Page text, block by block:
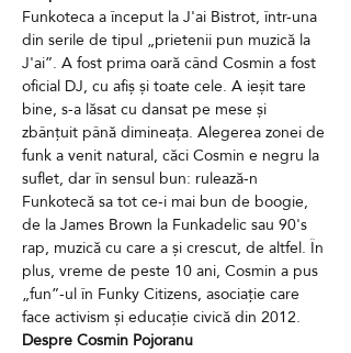
Funkoteca a început la J'ai Bistrot, într-una
din serile de tipul „prietenii pun muzică la
J'ai”. A fost prima oară când Cosmin a fost
oficial DJ, cu afiș și toate cele. A ieșit tare
bine, s-a lăsat cu dansat pe mese și
zbânțuit până dimineața. Alegerea zonei de
funk a venit natural, căci Cosmin e negru la
suflet, dar în sensul bun: rulează-n
Funkotecă sa tot ce-i mai bun de boogie,
de la James Brown la Funkadelic sau 90's
rap, muzică cu care a și crescut, de altfel. În
plus, vreme de peste 10 ani, Cosmin a pus
„fun”-ul în Funky Citizens, asociație care
face activism și educație civică din 2012.
Despre Cosmin Pojoranu